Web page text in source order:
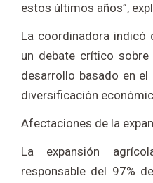
estos últimos años”,
La coordinadora indicó
un debate crítico
desarrollo basado en
diversificación
Afectaciones de la
La expansión
responsable del 97%